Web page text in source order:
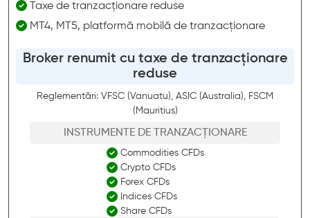
Taxe de tranzacționare reduse
MT4, MT5, platformă mobilă de tranzacționare
Broker renumit cu taxe de tranzacționare
reduse
Reglementări: VFSC (Vanuatu), ASIC (Australia), FSCM
(Mauritius)
INSTRUMENTE DE TRANZACȚIONARE
Commodities CFDs
Crypto CFDs
Forex CFDs
Indices CFDs
Share CFDs